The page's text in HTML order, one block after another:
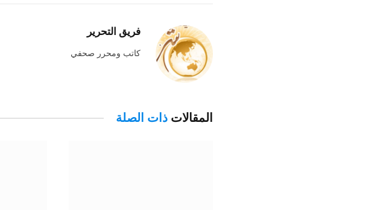
فريق التحرير
كاتب ومحرر صحفي
المقالاتذات الصلة